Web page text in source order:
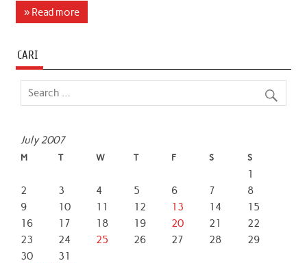
c
o
o
i
e
A
d
» Read more
CARI
July 2007
M T W T F S S
1
2
3 4 5 6 7
8
9
10 11 12 13 14
15
16
17 18 19 20 21
22
23
24 25 26 27 28
29
30
31